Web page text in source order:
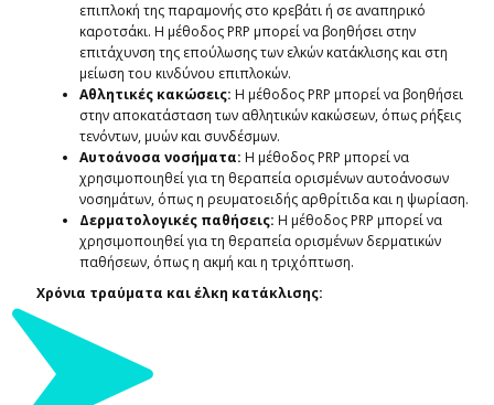
επιπλοκή της παραμονής στο κρεβάτι ή σε αναπηρικό
καροτσάκι. Η μέθοδος PRP μπορεί να βοηθήσει στην
επιτάχυνση της επούλωσης των ελκών κατάκλισης και στη
μείωση του κινδύνου επιπλοκών.
Αθλητικές κακώσεις: Η μέθοδος PRP μπορεί να βοηθήσει
στην αποκατάσταση των αθλητικών κακώσεων, όπως ρήξεις
τενόντων, μυών και συνδέσμων.
Αυτοάνοσα νοσήματα: Η μέθοδος PRP μπορεί να
χρησιμοποιηθεί για τη θεραπεία ορισμένων αυτοάνοσων
νοσημάτων, όπως η ρευματοειδής αρθρίτιδα και η ψωρίαση.
Δερματολογικές παθήσεις: Η μέθοδος PRP μπορεί να
χρησιμοποιηθεί για τη θεραπεία ορισμένων δερματικών
παθήσεων, όπως η ακμή και η τριχόπτωση.
Χρόνια τραύματα και έλκη κατάκλισης: